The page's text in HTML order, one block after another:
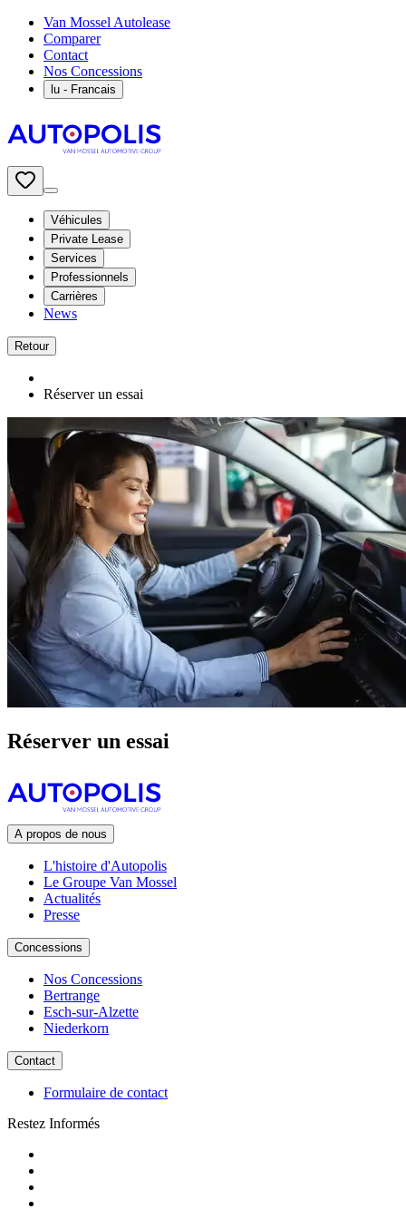
Van Mossel Autolease
Comparer
Contact
Nos Concessions
lu - Francais
Véhicules
Private Lease
Services
Professionnels
Carrières
News
Retour
Réserver un essai
Réserver un essai
A propos de nous
L'histoire d'Autopolis
Le Groupe Van Mossel
Actualités
Presse
Concessions
Nos Concessions
Bertrange
Esch-sur-Alzette
Niederkorn
Contact
Formulaire de contact
Restez Informés